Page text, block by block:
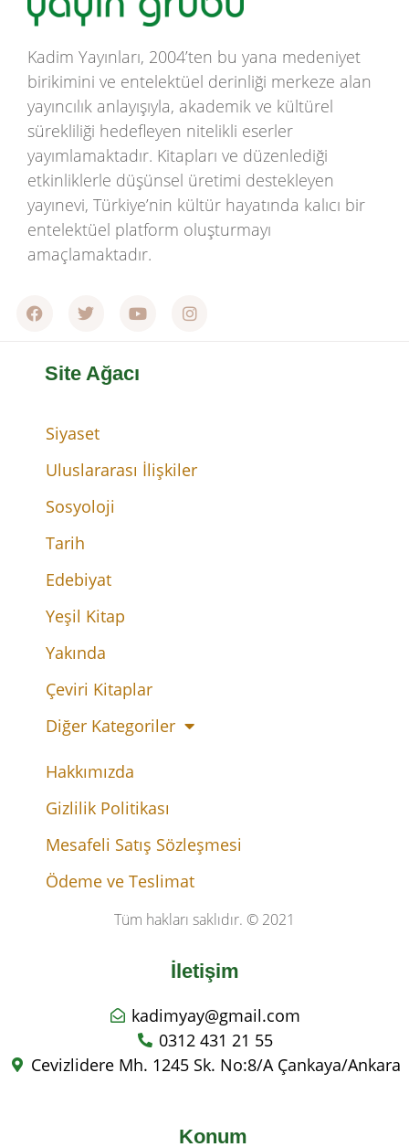
Kadim Yayınları, 2004’ten bu yana medeniyet
birikimini ve entelektüel derinliği merkeze alan
yayıncılık anlayışıyla, akademik ve kültürel
sürekliliği hedefleyen nitelikli eserler
yayımlamaktadır. Kitapları ve düzenlediği
etkinliklerle düşünsel üretimi destekleyen
yayınevi, Türkiye’nin kültür hayatında kalıcı bir
entelektüel platform oluşturmayı
amaçlamaktadır.
Site Ağacı
Siyaset
Uluslararası İlişkiler
Sosyoloji
Tarih
Edebiyat
Yeşil Kitap
Yakında
Çeviri Kitaplar
Diğer Kategoriler
Hakkımızda
Gizlilik Politikası
Mesafeli Satış Sözleşmesi
Ödeme ve Teslimat
Tüm hakları saklıdır. © 2021
İletişim
kadimyay@gmail.com
0312 431 21 55
Cevizlidere Mh. 1245 Sk. No:8/A Çankaya/Ankara
Konum